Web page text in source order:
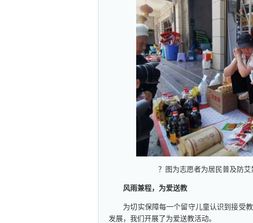
？图为志愿者为居民普及防
风雨兼程，为爱送教
为切实保障每一个留守儿童认识到接受教
发展，我们开展了为爱送教活动。